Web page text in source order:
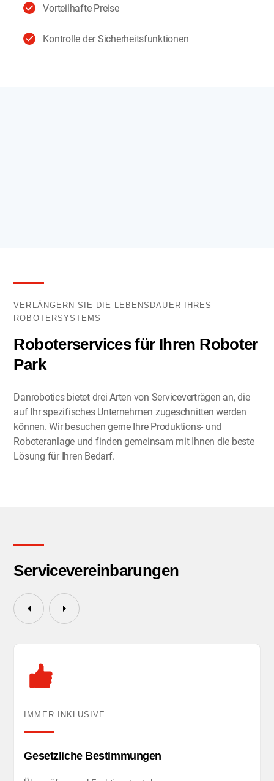
Vorteilhafte Preise
Kontrolle der Sicherheitsfunktionen
VERLÄNGERN SIE DIE LEBENSDAUER IHRES
ROBOTERSYSTEMS
Roboterservices für Ihren Roboter
Park
Danrobotics bietet drei Arten von Serviceverträgen an, die
auf Ihr spezifisches Unternehmen zugeschnitten werden
können. Wir besuchen gerne Ihre Produktions- und
Roboteranlage und finden gemeinsam mit Ihnen die beste
Lösung für Ihren Bedarf.
Servicevereinbarungen
IMMER INKLUSIVE
Gesetzliche Bestimmungen